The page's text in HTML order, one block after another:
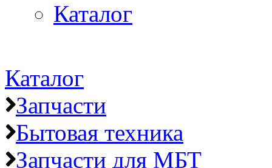
Каталог
Каталог
Запчасти
Бытовая техника
Запчасти для МБТ